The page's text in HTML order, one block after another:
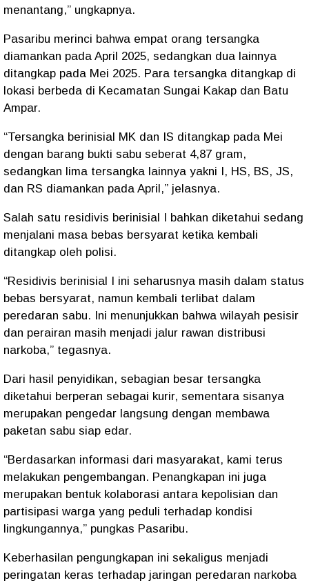
menantang,” ungkapnya.
Pasaribu merinci bahwa empat orang tersangka
diamankan pada April 2025, sedangkan dua lainnya
ditangkap pada Mei 2025. Para tersangka ditangkap di
lokasi berbeda di Kecamatan Sungai Kakap dan Batu
Ampar.
“Tersangka berinisial MK dan IS ditangkap pada Mei
dengan barang bukti sabu seberat 4,87 gram,
sedangkan lima tersangka lainnya yakni I, HS, BS, JS,
dan RS diamankan pada April,” jelasnya.
Salah satu residivis berinisial I bahkan diketahui sedang
menjalani masa bebas bersyarat ketika kembali
ditangkap oleh polisi.
“Residivis berinisial I ini seharusnya masih dalam status
bebas bersyarat, namun kembali terlibat dalam
peredaran sabu. Ini menunjukkan bahwa wilayah pesisir
dan perairan masih menjadi jalur rawan distribusi
narkoba,” tegasnya.
Dari hasil penyidikan, sebagian besar tersangka
diketahui berperan sebagai kurir, sementara sisanya
merupakan pengedar langsung dengan membawa
paketan sabu siap edar.
“Berdasarkan informasi dari masyarakat, kami terus
melakukan pengembangan. Penangkapan ini juga
merupakan bentuk kolaborasi antara kepolisian dan
partisipasi warga yang peduli terhadap kondisi
lingkungannya,” pungkas Pasaribu.
Keberhasilan pengungkapan ini sekaligus menjadi
peringatan keras terhadap jaringan peredaran narkoba